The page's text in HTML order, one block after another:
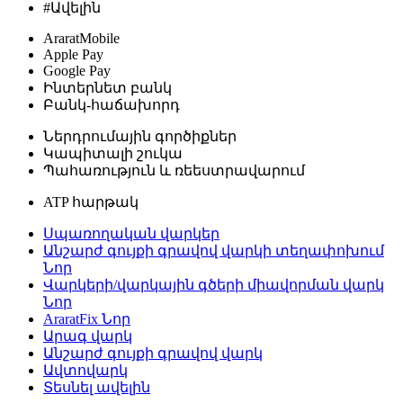
#Ավելին
AraratMobile
Apple Pay
Google Pay
Ինտերնետ բանկ
Բանկ-հաճախորդ
Ներդրումային գործիքներ
Կապիտալի շուկա
Պահառություն և ռեեստրավարում
ATP հարթակ
Սպառողական վարկեր
Անշարժ գույքի գրավով վարկի տեղափոխում
Նոր
Վարկերի/վարկային գծերի միավորման վարկ
Նոր
AraratFix Նոր
Արագ վարկ
Անշարժ գույքի գրավով վարկ
Ավտովարկ
Տեսնել ավելին